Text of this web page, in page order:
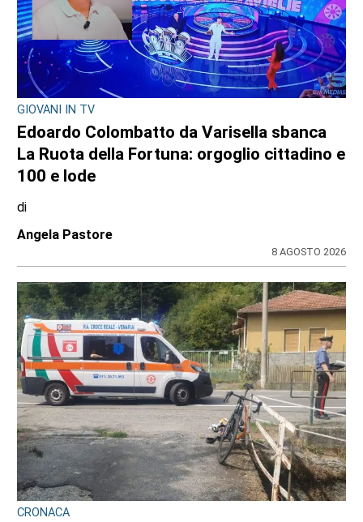
GIOVANI IN TV
Edoardo Colombatto da Varisella sbanca
La Ruota della Fortuna: orgoglio cittadino e
100 e lode
di
Angela Pastore
8 AGOSTO 2026
CRONACA